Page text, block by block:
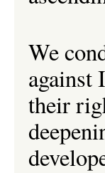
We
against
their